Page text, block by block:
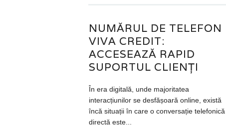
NUMĂRUL DE TELEFON
VIVA CREDIT:
ACCESEAZĂ RAPID
SUPORTUL CLIENȚI
În era digitală, unde majoritatea
interacțiunilor se desfășoară online, există
încă situații în care o conversație telefonică
directă este...